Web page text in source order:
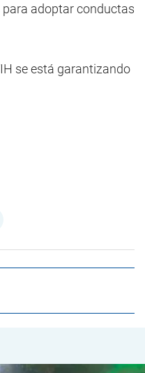
adoptar conductas
se está garantizando